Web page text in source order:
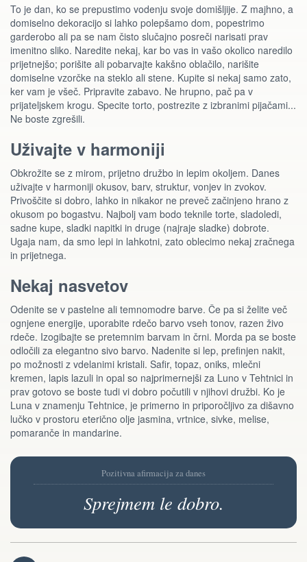
To je dan, ko se prepustimo vodenju svoje domišljije. Z majhno, a
domiselno dekoracijo si lahko polepšamo dom, popestrimo
garderobo ali pa se nam čisto slučajno posreči narisati prav
imenitno sliko. Naredite nekaj, kar bo vas in vašo okolico naredilo
prijetnejšo; porišite ali pobarvajte kakšno oblačilo, narišite
domiselne vzorčke na steklo ali stene. Kupite si nekaj samo zato,
ker vam je všeč. Pripravite zabavo. Ne hrupno, pač pa v
prijateljskem krogu. Specite torto, postrezite z izbranimi pijačami...
Ne boste zgrešili.
Uživajte v harmoniji
Obkrožite se z mirom, prijetno družbo in lepim okoljem. Danes
uživajte v harmoniji okusov, barv, struktur, vonjev in zvokov.
Privoščite si dobro, lahko in nikakor ne preveč začinjeno hrano z
okusom po bogastvu. Najbolj vam bodo teknile torte, sladoledi,
sadne kupe, sladki napitki in druge (najraje sladke) dobrote.
Ugaja nam, da smo lepi in lahkotni, zato oblecimo nekaj zračnega
in prijetnega.
Nekaj nasvetov
Odenite se v pastelne ali temnomodre barve. Če pa si želite več
ognjene energije, uporabite rdečo barvo vseh tonov, razen živo
rdeče. Izogibajte se pretemnim barvam in črni. Morda pa se boste
odločili za elegantno sivo barvo. Nadenite si lep, prefinjen nakit,
po možnosti z vdelanimi kristali. Safir, topaz, oniks, mlečni
kremen, lapis lazuli in opal so najprimernejši za Luno v Tehtnici in
prav gotovo se boste tudi vi dobro počutili v njihovi družbi. Ko je
Luna v znamenju Tehtnice, je primerno in priporočljivo za dišavno
lučko v prostoru eterično olje jasmina, vrtnice, sivke, melise,
pomaranče in mandarine.
Pozitivna afirmacija za danes
Sprejmem le dobro.